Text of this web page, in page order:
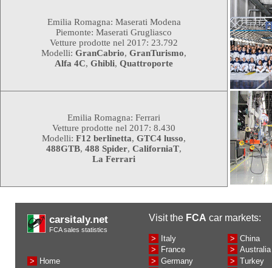
Emilia Romagna: Maserati Modena
Piemonte: Maserati Grugliasco
Vetture prodotte nel 2017: 23.792
Modelli: GranCabrio, GranTurismo,
Alfa 4C, Ghibli, Quattroporte
Emilia Romagna: Ferrari
Vetture prodotte nel 2017: 8.430
Modelli: F12 berlinetta, GTC4 lusso,
488GTB, 488 Spider, CaliforniaT,
La Ferrari